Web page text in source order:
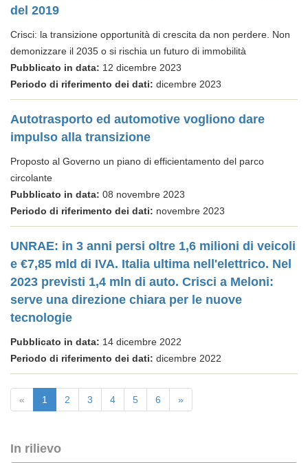
del 2019
Crisci: la transizione opportunità di crescita da non perdere. Non
demonizzare il 2035 o si rischia un futuro di immobilità
Pubblicato in data: 12 dicembre 2023
Periodo di riferimento dei dati: dicembre 2023
Autotrasporto ed automotive vogliono dare
impulso alla transizione
Proposto al Governo un piano di efficientamento del parco
circolante
Pubblicato in data: 08 novembre 2023
Periodo di riferimento dei dati: novembre 2023
UNRAE: in 3 anni persi oltre 1,6 milioni di veicoli
e €7,85 mld di IVA. Italia ultima nell'elettrico. Nel
2023 previsti 1,4 mln di auto. Crisci a Meloni:
serve una direzione chiara per le nuove
tecnologie
Pubblicato in data: 14 dicembre 2022
Periodo di riferimento dei dati: dicembre 2022
« 1 2 3 4 5 6 »
In rilievo